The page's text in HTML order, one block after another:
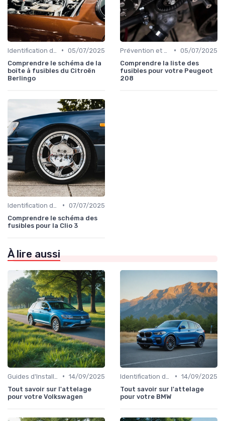
• 05/07/2025
Comprendre le schéma de la
boîte à fusibles du Citroën
Berlingo
• 05/07/2025
Comprendre la liste des
fusibles pour votre Peugeot
208
• 07/07/2025
Comprendre le schéma des
fusibles pour la Clio 3
À lire aussi
• 14/09/2025
Tout savoir sur l'attelage
pour votre Volkswagen
• 14/09/2025
Tout savoir sur l'attelage
pour votre BMW